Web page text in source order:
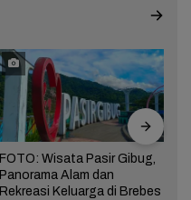
FOTO: Wisata Pasir Gibug,
Panorama Alam dan
Rekreasi Keluarga di Brebes